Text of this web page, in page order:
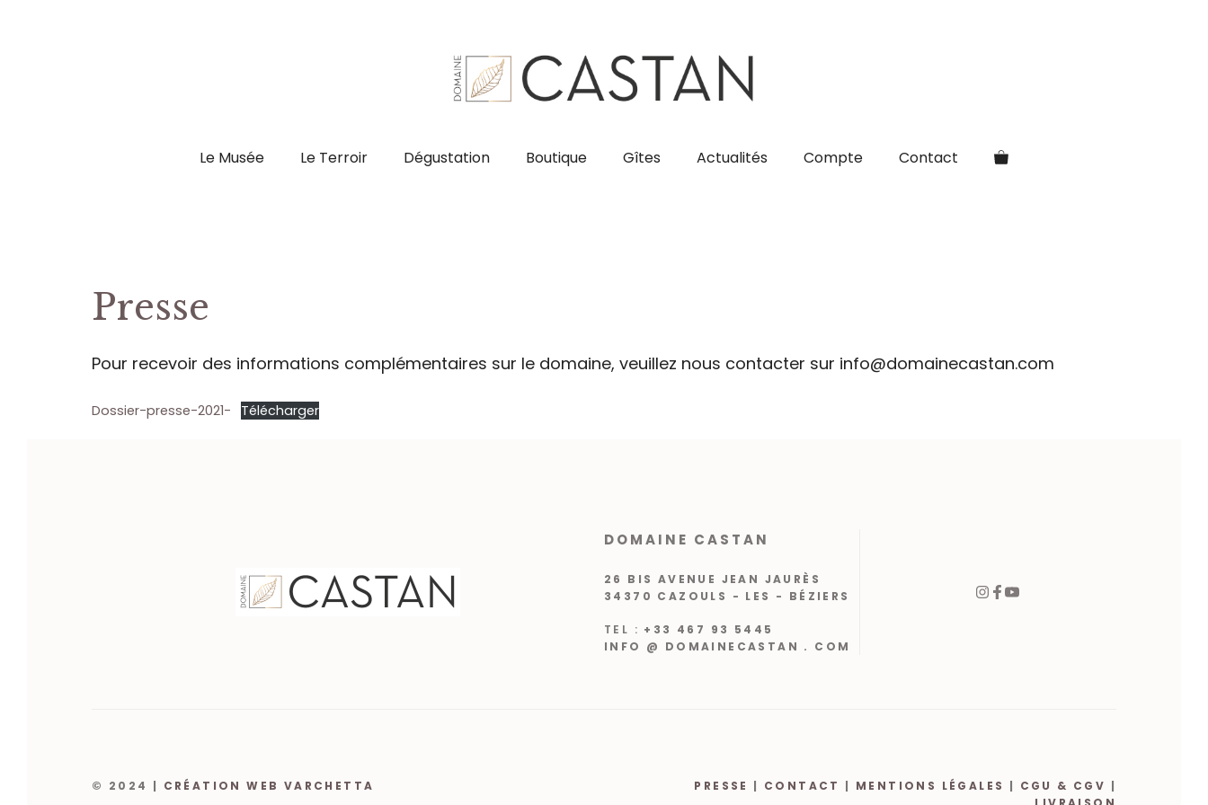
Le Musée Le Terroir Dégustation Boutique Gîtes Actualités Compte Contact
Presse
Pour recevoir des informations complémentaires sur le domaine, veuillez nous contacter sur info@domainecastan.com
Dossier-presse-2021- Télécharger
DOMAINE CASTAN
26 BIS AVENUE JEAN JAURÈS
34370 CAZOULS - LES - BÉZIERS
TEL : +33 467 93 5445
INFO @ DOMAINECASTAN . COM
© 2024 | CRÉATION WEB VARCHETTA PRESSE CONTACT MENTIONS LÉGALES CGU & CGV